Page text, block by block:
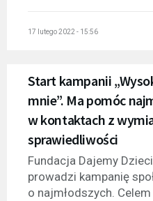
17 lutego 2022 - 15:56
Start kampanii
mnie”. Ma pomóc
w kontaktach z
sprawiedliwości
Fundacja Dajemy
prowadzi kampanię
o najmłodszych.